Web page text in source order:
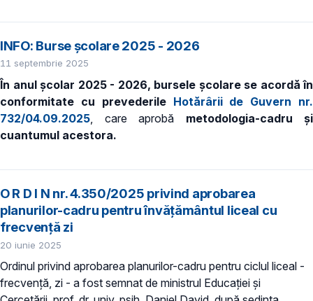
INFO: Burse școlare 2025 - 2026
11 septembrie 2025
În anul școlar 2025 - 2026, bursele școlare se acordă în
conformitate cu prevederile Hotărârii de Guvern nr.
732/04.09.2025, care aprobă metodologia-cadru și
cuantumul acestora.
O R D I N nr. 4.350/2025 privind aprobarea
planurilor-cadru pentru învățământul liceal cu
frecvență zi
20 iunie 2025
Ordinul privind aprobarea planurilor-cadru pentru ciclul liceal -
frecvență, zi - a fost semnat de ministrul Educației și